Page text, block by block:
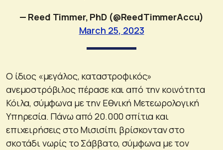
— Reed Timmer, PhD (@ReedTimmerAccu)
March 25, 2023
Ο ίδιος «μεγάλος, καταστροφικός»
ανεμοστρόβιλος πέρασε και από την κοινότητα
Κόιλα, σύμφωνα με την Εθνική Μετεωρολογική
Υπηρεσία. Πάνω από 20.000 σπίτια και
επιχειρήσεις στο Μισισίπι βρίσκονταν στο
σκοτάδι νωρίς το Σάββατο, σύμφωνα με τον